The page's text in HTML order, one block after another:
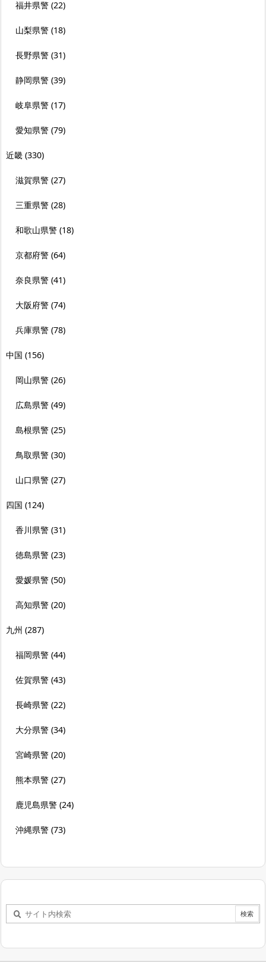
福井県警 (22)
山梨県警 (18)
長野県警 (31)
静岡県警 (39)
岐阜県警 (17)
愛知県警 (79)
近畿 (330)
滋賀県警 (27)
三重県警 (28)
和歌山県警 (18)
京都府警 (64)
奈良県警 (41)
大阪府警 (74)
兵庫県警 (78)
中国 (156)
岡山県警 (26)
広島県警 (49)
島根県警 (25)
鳥取県警 (30)
山口県警 (27)
四国 (124)
香川県警 (31)
徳島県警 (23)
愛媛県警 (50)
高知県警 (20)
九州 (287)
福岡県警 (44)
佐賀県警 (43)
長崎県警 (22)
大分県警 (34)
宮崎県警 (20)
熊本県警 (27)
鹿児島県警 (24)
沖縄県警 (73)